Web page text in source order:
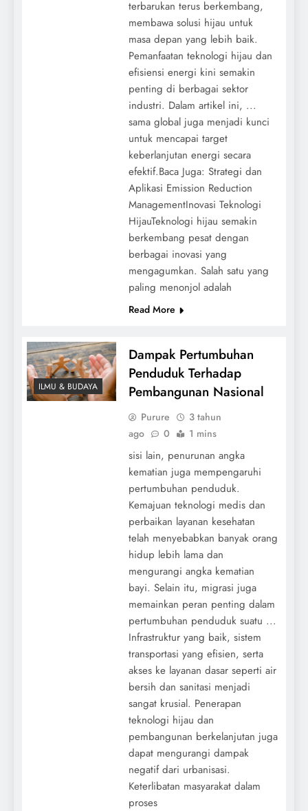
terbarukan terus berkembang,
membawa solusi hijau untuk
masa depan yang lebih baik.
Pemanfaatan teknologi hijau dan
efisiensi energi kini semakin
penting di berbagai sektor
industri. Dalam artikel ini, ...
sama global juga menjadi kunci
untuk mencapai target
keberlanjutan energi secara
efektif.Baca Juga: Strategi dan
Aplikasi Emission Reduction
ManagementInovasi Teknologi
HijauTeknologi hijau semakin
berkembang pesat dengan
berbagai inovasi yang
mengagumkan. Salah satu yang
paling menonjol adalah
Read More
ILMU & BUDAYA
Dampak Pertumbuhan
Penduduk Terhadap
Pembangunan Nasional
Purure
3 tahun
ago
0 1 mins
sisi lain, penurunan angka
kematian juga mempengaruhi
pertumbuhan penduduk.
Kemajuan teknologi medis dan
perbaikan layanan kesehatan
telah menyebabkan banyak orang
hidup lebih lama dan
mengurangi angka kematian
bayi. Selain itu, migrasi juga
memainkan peran penting dalam
pertumbuhan penduduk suatu ...
Infrastruktur yang baik, sistem
transportasi yang efisien, serta
akses ke layanan dasar seperti air
bersih dan sanitasi menjadi
sangat krusial. Penerapan
teknologi hijau dan
pembangunan berkelanjutan juga
dapat mengurangi dampak
negatif dari urbanisasi.
Keterlibatan masyarakat dalam
proses